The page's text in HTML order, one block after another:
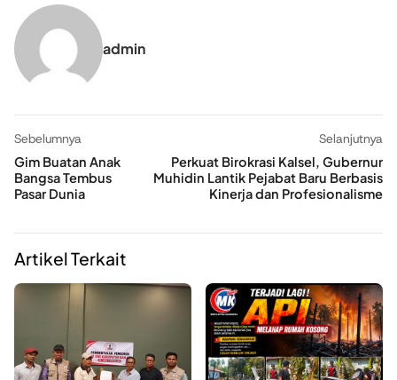
admin
Sebelumnya
Gim Buatan Anak
Bangsa Tembus
Pasar Dunia
Selanjutnya
Perkuat Birokrasi Kalsel, Gubernur
Muhidin Lantik Pejabat Baru Berbasis
Kinerja dan Profesionalisme
Artikel Terkait